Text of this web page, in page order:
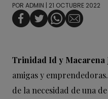
POR ADMIN | 21 OCTUBRE 2022
Trinidad Id y Macarena
amigas y
de la necesidad de una